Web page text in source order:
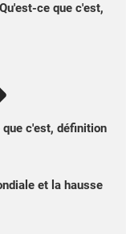
ce que c'est,
c'est, définition
et la hausse